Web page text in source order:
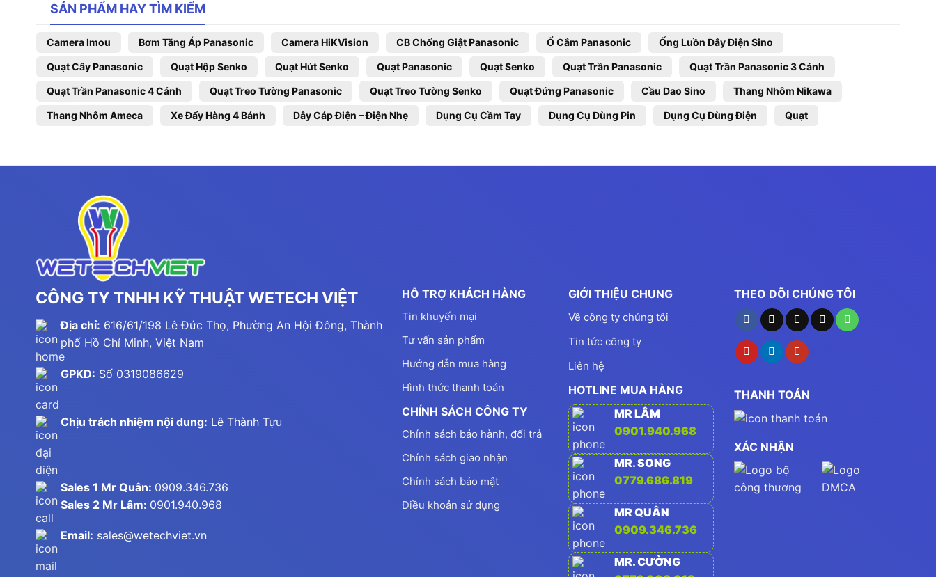
SẢN PHẨM HAY TÌM KIẾM
Camera Imou Bơm Tăng Áp Panasonic Camera HiKVision CB Chống Giật Panasonic Ổ Cắm Panasonic Ống Luồn Dây Điện Sino
Quạt Cây Panasonic Quạt Hộp Senko Quạt Hút Senko Quạt Panasonic Quạt Senko Quạt Trần Panasonic Quạt Trần Panasonic 3 Cánh
Quạt Trần Panasonic 4 Cánh Quạt Treo Tường Panasonic Quạt Treo Tường Senko Quạt Đứng Panasonic Cầu Dao Sino Thang Nhôm Nikawa
Thang Nhôm Ameca Xe Đẩy Hàng 4 Bánh Dây Cáp Điện – Điện Nhẹ Dụng Cụ Cầm Tay Dụng Cụ Dùng Pin Dụng Cụ Dùng Điện Quạt
CÔNG TY TNHH KỸ THUẬT WETECH VIỆT
Địa chỉ: 616/61/198 Lê Đức Thọ, Phường An Hội Đông, Thành
phố Hồ Chí Minh, Việt Nam
GPKD: Số 0319086629
Chịu trách nhiệm nội dung: Lê Thành Tựu
Sales 1 Mr Quân: 0909.346.736
Sales 2 Mr Lâm: 0901.940.968
Email: sales@wetechviet.vn
HỖ TRỢ KHÁCH HÀNG
Tin khuyến mại
Tư vấn sản phẩm
Hướng dẫn mua hàng
Hình thức thanh toán
CHÍNH SÁCH CÔNG TY
Chính sách bảo hành, đổi trả
Chính sách giao nhận
Chính sách bảo mật
Điều khoản sử dụng
GIỚI THIỆU CHUNG
Về công ty chúng tôi
Tin tức công ty
Liên hệ
HOTLINE MUA HÀNG
MR LÂM
0901.940.968
MR. SONG
0779.686.819
MR QUÂN
0909.346.736
MR. CƯỜNG
THEO DÕI CHÚNG TÔI
THANH TOÁN
XÁC NHẬN